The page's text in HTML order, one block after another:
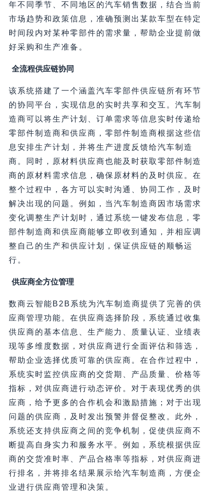
年不同季节、不同地区的汽车销售数据，结合当前
市场趋势和政策信息，准确预测出某款车型在特定
时间段内对某种零部件的需求量，帮助企业提前做
好采购和生产准备。
全流程供应链协同
该系统搭建了一个涵盖汽车零部件供应链所有环节
的协同平台，实现信息的实时共享和交互。汽车制
造商可以将生产计划、订单需求等信息实时传递给
零部件制造商和供应商，零部件制造商根据这些信
息安排生产计划，并将生产进度反馈给汽车制造
商。同时，原材料供应商也能及时获取零部件制造
商的原材料需求信息，确保原材料的及时供应。在
整个过程中，各方可以实时沟通、协同工作，及时
解决出现的问题。例如，当汽车制造商因市场需求
变化调整生产计划时，通过系统一键发布信息，零
部件制造商和供应商能够立即收到通知，并相应调
整自己的生产和供应计划，保证供应链的顺畅运
行。
供应商全方位管理
数商云智能B2B系统为汽车制造商提供了完善的供
应商管理功能。在供应商选择阶段，系统通过收集
供应商的基本信息、生产能力、质量认证、业绩表
现等多维度数据，对供应商进行全面评估和筛选，
帮助企业选择优质可靠的供应商。在合作过程中，
系统实时监控供应商的交货期、产品质量、价格等
指标，对供应商进行动态评价。对于表现优秀的供
应商，给予更多的合作机会和激励措施；对于出现
问题的供应商，及时发出预警并督促整改。此外，
系统还支持供应商之间的竞争机制，促使供应商不
断提高自身实力和服务水平。例如，系统根据供应
商的交货准时率、产品合格率等指标，对供应商进
行排名，并将排名结果展示给汽车制造商，方便企
业进行供应商管理和决策。